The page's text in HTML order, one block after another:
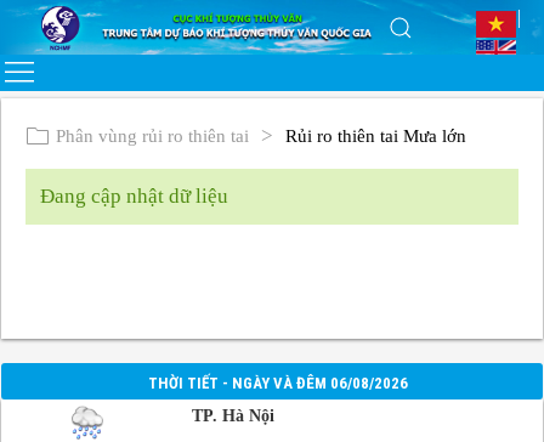
Phân vùng rủi ro thiên tai Rủi ro thiên tai Mưa lớn
Đang cập nhật dữ liệu
THỜI TIẾT - NGÀY VÀ ĐÊM 06/08/2026
TP. Hà Nội